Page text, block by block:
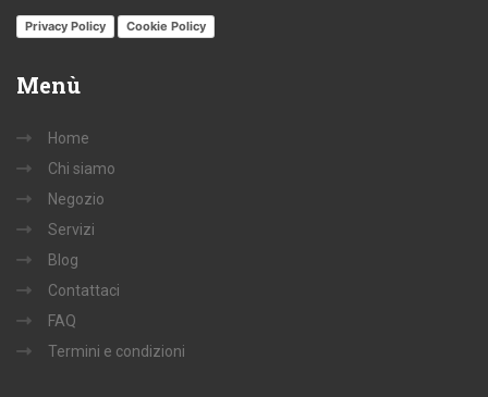
Privacy Policy Cookie Policy
Menù
Home
Chi siamo
Negozio
Servizi
Blog
Contattaci
FAQ
Termini e condizioni